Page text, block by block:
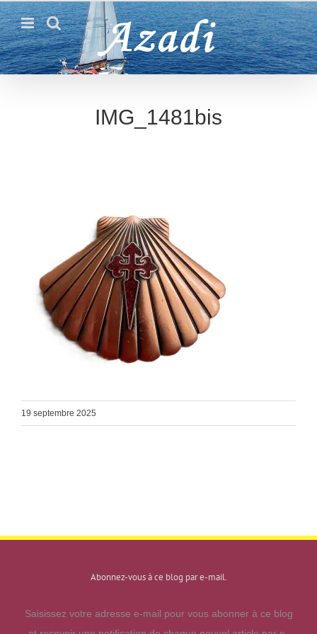
Passer
au
contenu
IMG_1481bis
19 septembre 2025
Abonnez-vous à ce blog par e-mail.
Saisissez votre adresse e-mail pour vous abonner à ce blog